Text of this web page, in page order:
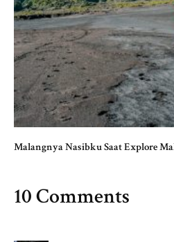
Malangnya Nasibku Saat Explore
10 Comments